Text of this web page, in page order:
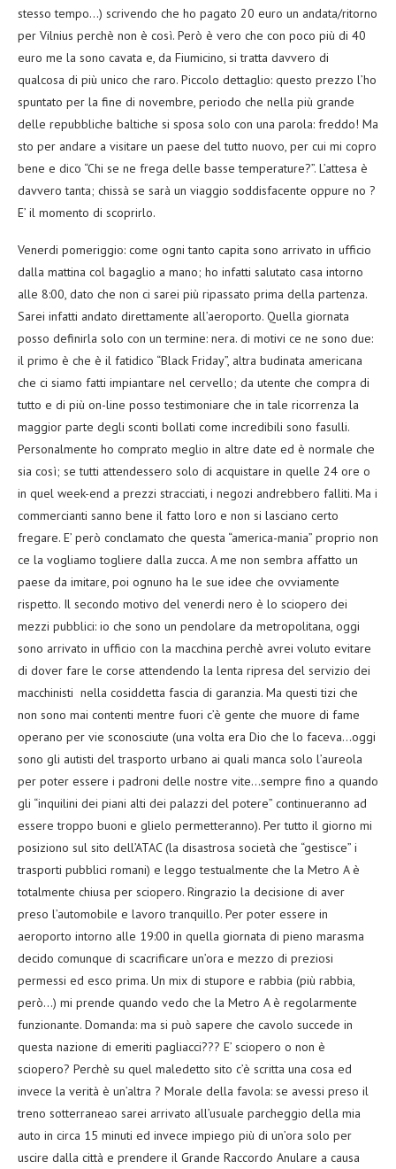
stesso tempo…) scrivendo che ho pagato 20 euro un andata/ritorno
per Vilnius perchè non è così. Però è vero che con poco più di 40
euro me la sono cavata e, da Fiumicino, si tratta davvero di
qualcosa di più unico che raro. Piccolo dettaglio: questo prezzo l’ho
spuntato per la fine di novembre, periodo che nella più grande
delle repubbliche baltiche si sposa solo con una parola: freddo! Ma
sto per andare a visitare un paese del tutto nuovo, per cui mi copro
bene e dico “Chi se ne frega delle basse temperature?”. L’attesa è
davvero tanta; chissà se sarà un viaggio soddisfacente oppure no ?
E’ il momento di scoprirlo.
Venerdi pomeriggio: come ogni tanto capita sono arrivato in ufficio
dalla mattina col bagaglio a mano; ho infatti salutato casa intorno
alle 8:00, dato che non ci sarei più ripassato prima della partenza.
Sarei infatti andato direttamente all’aeroporto. Quella giornata
posso definirla solo con un termine: nera. di motivi ce ne sono due:
il primo è che è il fatidico “Black Friday”, altra budinata americana
che ci siamo fatti impiantare nel cervello; da utente che compra di
tutto e di più on-line posso testimoniare che in tale ricorrenza la
maggior parte degli sconti bollati come incredibili sono fasulli.
Personalmente ho comprato meglio in altre date ed è normale che
sia così; se tutti attendessero solo di acquistare in quelle 24 ore o
in quel week-end a prezzi stracciati, i negozi andrebbero falliti. Ma i
commercianti sanno bene il fatto loro e non si lasciano certo
fregare. E’ però conclamato che questa “america-mania” proprio non
ce la vogliamo togliere dalla zucca. A me non sembra affatto un
paese da imitare, poi ognuno ha le sue idee che ovviamente
rispetto. Il secondo motivo del venerdi nero è lo sciopero dei
mezzi pubblici: io che sono un pendolare da metropolitana, oggi
sono arrivato in ufficio con la macchina perchè avrei voluto evitare
di dover fare le corse attendendo la lenta ripresa del servizio dei
macchinisti nella cosiddetta fascia di garanzia. Ma questi tizi che
non sono mai contenti mentre fuori c’è gente che muore di fame
operano per vie sconosciute (una volta era Dio che lo faceva…oggi
sono gli autisti del trasporto urbano ai quali manca solo l’aureola
per poter essere i padroni delle nostre vite…sempre fino a quando
gli “inquilini dei piani alti dei palazzi del potere” continueranno ad
essere troppo buoni e glielo permetteranno). Per tutto il giorno mi
posiziono sul sito dell’ATAC (la disastrosa società che “gestisce” i
trasporti pubblici romani) e leggo testualmente che la Metro A è
totalmente chiusa per sciopero. Ringrazio la decisione di aver
preso l’automobile e lavoro tranquillo. Per poter essere in
aeroporto intorno alle 19:00 in quella giornata di pieno marasma
decido comunque di scacrificare un’ora e mezzo di preziosi
permessi ed esco prima. Un mix di stupore e rabbia (più rabbia,
però…) mi prende quando vedo che la Metro A è regolarmente
funzionante. Domanda: ma si può sapere che cavolo succede in
questa nazione di emeriti pagliacci??? E’ sciopero o non è
sciopero? Perchè su quel maledetto sito c’è scritta una cosa ed
invece la verità è un’altra ? Morale della favola: se avessi preso il
treno sotterraneao sarei arrivato all’usuale parcheggio della mia
auto in circa 15 minuti ed invece impiego più di un’ora solo per
uscire dalla città e prendere il Grande Raccordo Anulare a causa